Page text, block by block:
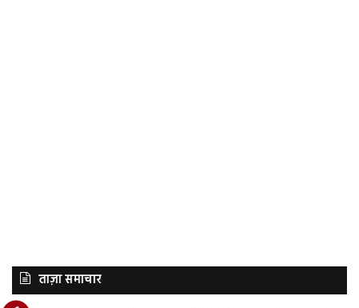
ताज़ा समाचार